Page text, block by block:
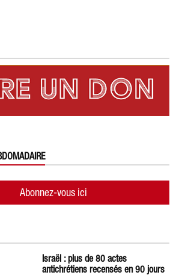
Abonnez-vous ici
Israël : plus de 80 actes
antichrétiens recensés en 90 jours